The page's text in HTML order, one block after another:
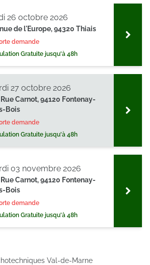
de l'Europe, 94320 Thiais
demande
Gratuite jusqu'à 48h
26 octobre 2026
Carnot, 94120 Fontenay-
Bois
demande
Gratuite jusqu'à 48h
27 octobre 2026
Carnot, 94120 Fontenay-
Bois
demande
Gratuite jusqu'à 48h
03 novembre 2026
Val-de-Marne